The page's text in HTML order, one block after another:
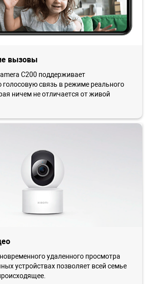
вызовы
C200 поддерживает
связь в режиме реального
ничем не отличается от живой
удаленного просмотра
устройствах позволяет всей семье